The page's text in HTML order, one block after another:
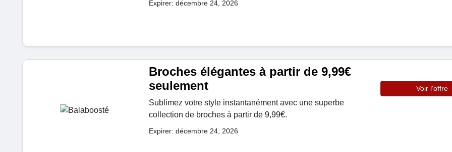
Expirer: décembre 24, 2026
Broches élégantes à partir de 9,99€
seulement
Sublimez votre style instantanément avec une superbe
collection de broches à partir de 9,99€.
Expirer: décembre 24, 2026
Voir l'offre